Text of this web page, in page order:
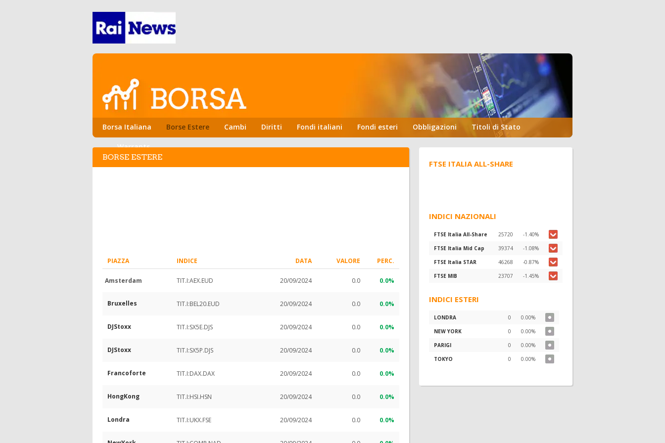
Borsa Italiana Borse Estere Cambi Diritti Fondi italiani Fondi esteri Obbligazioni Titoli di Stato
Warrants
BORSE ESTERE
PIAZZA INDICE DATA VALORE PERC.
Amsterdam TIT.I:AEX.EUD 20/09/2024 0.0 0.0%
Bruxelles TIT.I:BEL20.EUD 20/09/2024 0.0 0.0%
DJStoxx TIT.I:SX5E.DJS 20/09/2024 0.0 0.0%
DJStoxx TIT.I:SX5P.DJS 20/09/2024 0.0 0.0%
Francoforte TIT.I:DAX.DAX 20/09/2024 0.0 0.0%
HongKong TIT.I:HSI.HSN 20/09/2024 0.0 0.0%
Londra TIT.I:UKX.FSE 20/09/2024 0.0 0.0%
FTSE ITALIA ALL-SHARE
INDICI NAZIONALI
FTSE Italia All-Share 25720
-1.40%
FTSE Italia Mid Cap
39374
-1.08%
FTSE Italia STAR
46268
-0.87%
FTSE MIB
23707 -1.45%
INDICI ESTERI
LONDRA 0
0.00%
NEW YORK
0
0.00%
PARIGI
0
0.00%
TOKYO
0 0.00%